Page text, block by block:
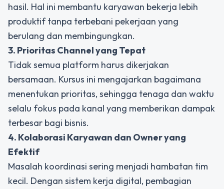
hasil. Hal ini membantu karyawan bekerja lebih
produktif tanpa terbebani pekerjaan yang
berulang dan membingungkan.
3. Prioritas Channel yang Tepat
Tidak semua platform harus dikerjakan
bersamaan. Kursus ini mengajarkan bagaimana
menentukan prioritas, sehingga tenaga dan waktu
selalu fokus pada kanal yang memberikan dampak
terbesar bagi bisnis.
4. Kolaborasi Karyawan dan Owner yang
Efektif
Masalah koordinasi sering menjadi hambatan tim
kecil. Dengan sistem kerja digital, pembagian